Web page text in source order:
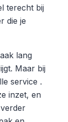
terecht bij
die je
lang
Maar bij
service .
inzet, en